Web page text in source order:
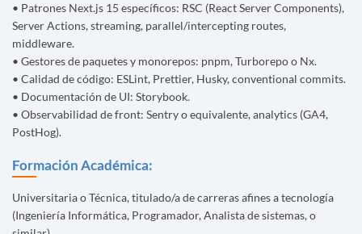
• Patrones Next.js 15 específicos: RSC (React Server Components),
Server Actions, streaming, parallel/intercepting routes,
middleware.
• Gestores de paquetes y monorepos: pnpm, Turborepo o Nx.
• Calidad de código: ESLint, Prettier, Husky, conventional commits.
• Documentación de UI: Storybook.
• Observabilidad de front: Sentry o equivalente, analytics (GA4,
PostHog).
Formación Académica:
Universitaria o Técnica, titulado/a de carreras afines a tecnología
(Ingeniería Informática, Programador, Analista de sistemas, o